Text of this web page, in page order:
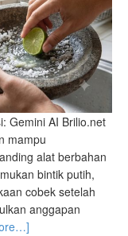
Gemini AI Brilio.net
mampu
alat berbahan
bintik putih,
cobek setelah
anggapan